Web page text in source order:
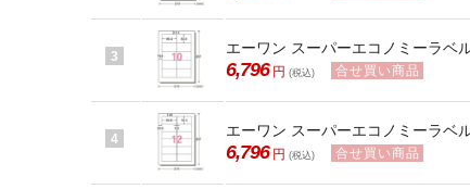
3 エーワン スーパーエコノミーラベ
6,796 円 (税込) 合せ買い商品
4 エーワン スーパーエコノミーラベ
6,796 円 (税込) 合せ買い商品